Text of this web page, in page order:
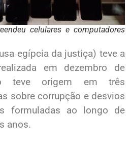
celulares e computadores
egípcia da justiça) teve a
em dezembro de
teve origem em três
sobre corrupção e desvios
formuladas ao longo de
anos.